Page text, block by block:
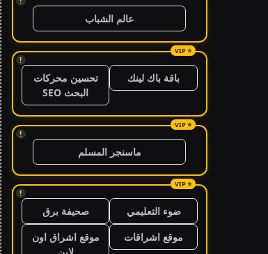
عالم الشباب
!
باقة باك لينك
تحسين محركات
البحث SEO
!
ماسنجر المسلم
!
ضوء التعليمي
صحيفة برق
موقع اشراقات
موقع اشراق اون
لاين